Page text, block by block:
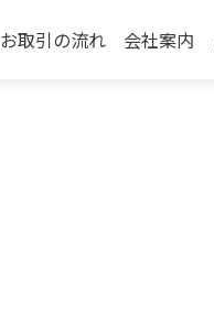
お取引の流れ 会社案内